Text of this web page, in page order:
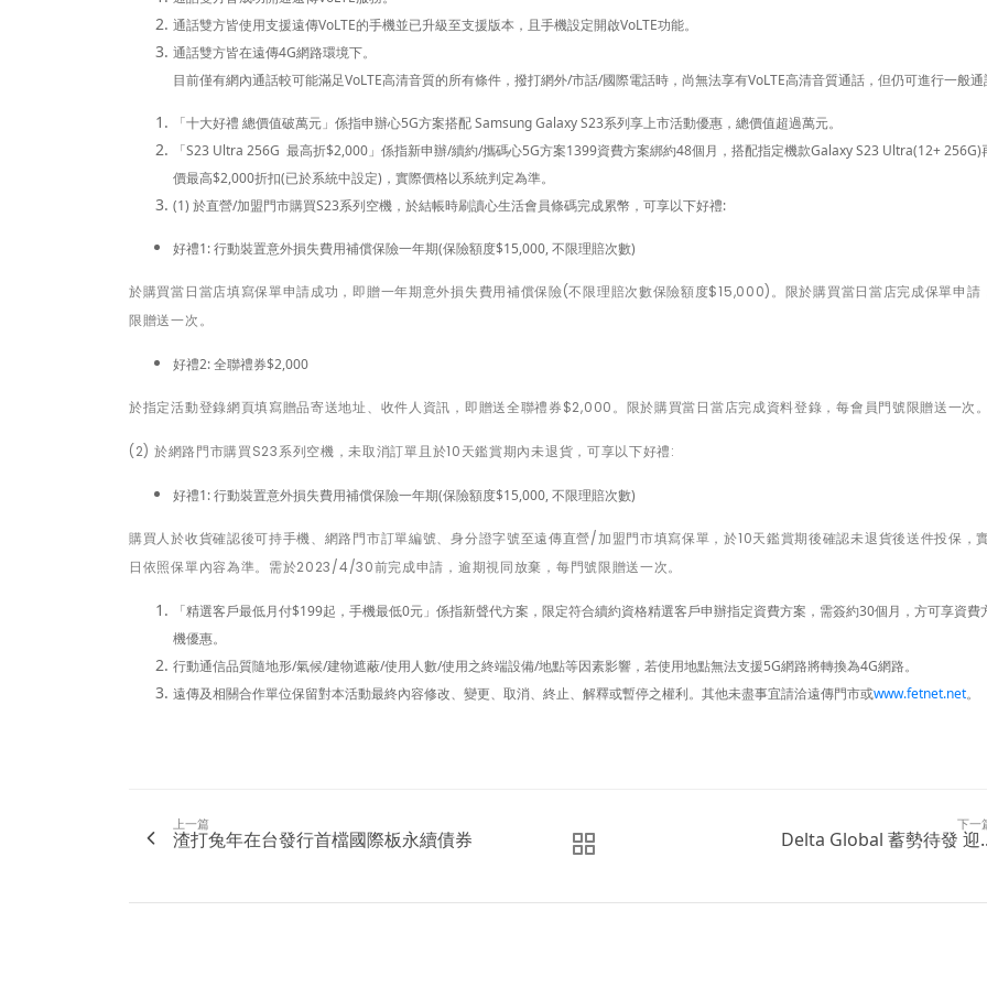
通話雙方皆使用支援遠傳VoLTE的手機並已升級至支援版本，且手機設定開啟VoLTE功能。
通話雙方皆在遠傳4G網路環境下。
目前僅有網內通話較可能滿足VoLTE高清音質的所有條件，撥打網外/市話/國際電話時，尚無法享有VoLTE高清音質通話，但仍可進行一般通
「十大好禮 總價值破萬元」係指申辦心5G方案搭配 Samsung Galaxy S23系列享上市活動優惠，總價值超過萬元。
「S23 Ultra 256G 最高折$2,000 」係指新申辦/續約/攜碼心5G方案1399資費方案綁約48個月，搭配指定機款Galaxy S23 Ultra(12+ 256G)
價最高$2,000折扣(已於系統中設定) ，實際價格以系統判定為準。
(1) 於直營/加盟門市購買S23系列空機，於結帳時刷讀心生活會員條碼完成累幣，可享以下好禮:
好禮1: 行動裝置意外損失費用補償保險一年期(保險額度$15,000, 不限理賠次數)
於購買當日當店填寫保單申請成功，即贈一年期意外損失費用補償保險(不限理賠次數保險額度$15,000)。限於購買當日當店完成保單申請
限贈送一次。
好禮2: 全聯禮券$2,000
於指定活動登錄網頁填寫贈品寄送地址、收件人資訊，即贈送全聯禮券$2,000。限於購買當日當店完成資料登錄，每會員門號限贈送一次。
(2) 於網路門市購買S23系列空機，未取消訂單且於10天鑑賞期內未退貨，可享以下好禮:
好禮1: 行動裝置意外損失費用補償保險一年期(保險額度$15,000, 不限理賠次數)
購買人於收貨確認後可持手機、網路門市訂單編號、身分證字號至遠傳直營/加盟門市填寫保單，於10天鑑賞期後確認未退貨後送件投保，
日依照保單內容為準。需於2023/4/30前完成申請，逾期視同放棄，每門號限贈送一次。
「精選客戶最低月付$199起，手機最低0元」係指新聲代方案，限定符合續約資格精選客戶申辦指定資費方案，需簽約30個月，方可享資費
機優惠。
行動通信品質隨地形/氣候/建物遮蔽/使用人數/使用之終端設備/地點等因素影響，若使用地點無法支援5G網路將轉換為4G網路。
遠傳及相關合作單位保留對本活動最終內容修改、變更、取消、終止、解釋或暫停之權利。其他未盡事宜請洽遠傳門市或www.fetnet.net。
上一篇
渣打兔年在台發行首檔國際板永續債券
下一
Delta Global 蓄勢待發 迎